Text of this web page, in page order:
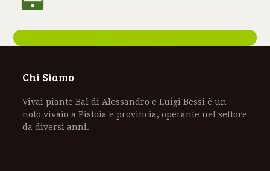
Chi Siamo
Vivai piante Bal di Alessandro e Luigi Bessi è un
noto vivaio a Pistoia e provincia, operante nel settore
da diversi anni.